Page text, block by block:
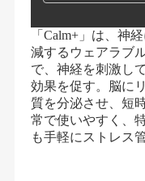
「Calm+」は、神
減するウェアラブ
で、神経を刺激し
効果を促す。脳に
質を分泌させ、短
常で使いやすく、
も手軽にストレス